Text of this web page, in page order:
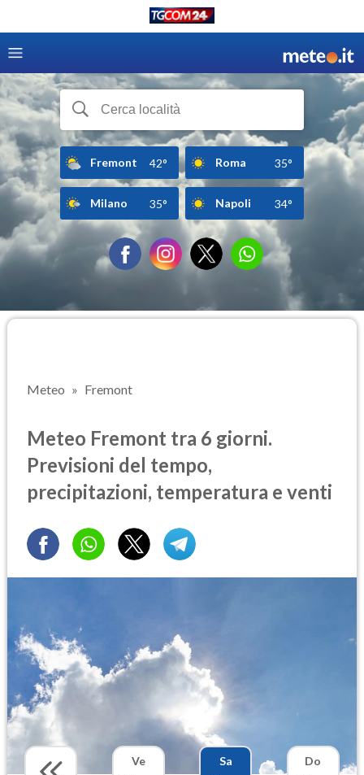
Fremont 42° Roma 35°
Milano 35° Napoli 34°
Meteo Fremont
Meteo Fremont tra 6 giorni.
Previsioni del tempo,
precipitazioni, temperatura e venti
Ve
Sa
Do